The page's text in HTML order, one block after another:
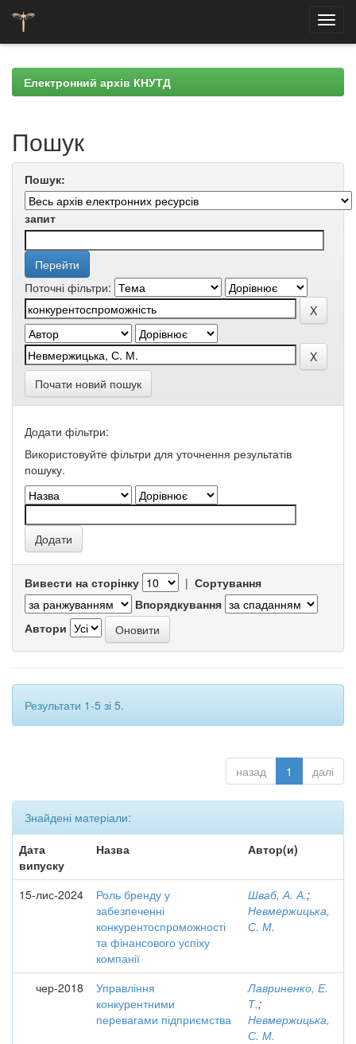
navigationЕлектронний архів КНУТД
Пошук
Пошук:
запит
Поточні фільтри:
Почати новий пошук
Додати фільтри:
Використовуйте фільтри для уточнення результатів
пошуку.
Вивести на сторінку | Сортування
Впорядкування
Автори
Результати 1-5 зі 5.
назад 1 далі
Знайдені матеріали:
Дата
випуску
Назва Автор(и)
15-лис-2024
Роль бренду у
забезпеченні
конкурентоспроможності
та фінансового успіху
компанії
Шваб, А. А.;
Невмержицька,
С. М.
чер-2018
Управління
конкурентними
перевагами підприємства
Лавриненко, Е.
Т.;
Невмержицька,
С. М.